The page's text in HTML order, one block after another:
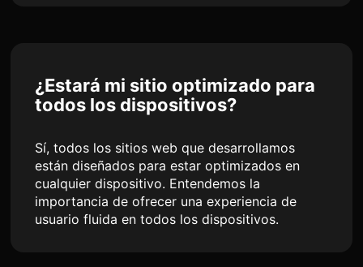
¿Estará mi sitio optimizado para
todos los dispositivos?
Sí, todos los sitios web que desarrollamos
están diseñados para estar optimizados en
cualquier dispositivo. Entendemos la
importancia de ofrecer una experiencia de
usuario fluida en todos los dispositivos.